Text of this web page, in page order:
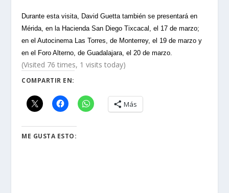
Durante esta visita, David Guetta también se presentará en
Mérida, en la Hacienda San Diego Tixcacal, el 17 de marzo;
en el Autocinema Las Torres, de Monterrey, el 19 de marzo y
en el Foro Alterno, de Guadalajara, el 20 de marzo.
(Visited 76 times, 1 visits today)
COMPARTIR EN:
Más
ME GUSTA ESTO: